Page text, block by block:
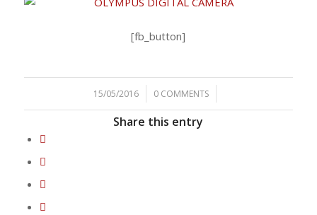
[fb_button]
15/05/2016
/ 0 COMMENTS
/
Share this entry